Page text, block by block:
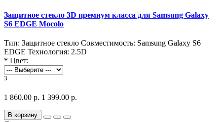
Защитное стекло 3D премиум класса для Samsung Galaxy
S6 EDGE Mocolo
Тип: Защитное стекло Совместимость: Samsung Galaxy S6
EDGE Технология: 2.5D
* Цвет:
3
1 860.00 р. 1 399.00 р.
В корзину